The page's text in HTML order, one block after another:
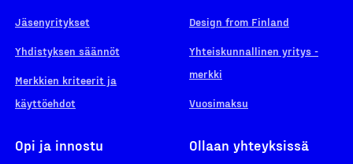
Jäsenyritykset
Yhdistyksen säännöt
Merkkien kriteerit ja
käyttöehdot
Design from Finland
Yhteiskunnallinen yritys -
merkki
Vuosimaksu
Opi ja innostu Ollaan yhteyksissä